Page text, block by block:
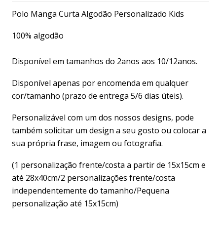
Polo Manga Curta Algodão Personalizado Kids
100% algodão
Disponível em tamanhos do 2anos aos 10/12anos.
Disponível apenas por encomenda em qualquer
cor/tamanho (prazo de entrega 5/6 dias úteis).
Personalizável com um dos nossos designs, pode
também solicitar um design a seu gosto ou colocar a
sua própria frase, imagem ou fotografia.
(1 personalização frente/costa a partir de 15x15cm e
até 28x40cm/2 personalizações frente/costa
independentemente do tamanho/Pequena
personalização até 15x15cm)